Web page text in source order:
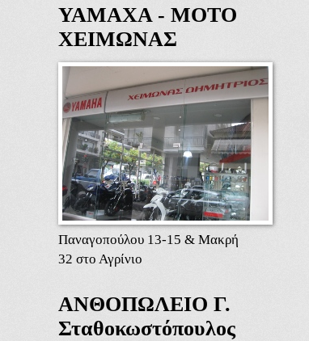
ΥΑΜΑΧΑ - ΜΟΤΟ
ΧΕΙΜΩΝΑΣ
Παναγοπούλου 13-15 & Μακρή
32 στο Αγρίνιο
ΑΝΘΟΠΩΛΕΙΟ Γ.
Σταθοκωστόπουλος